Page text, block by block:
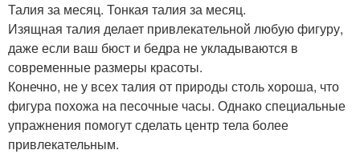
Талия за месяц. Тонкая талия за месяц.
Изящная талия делает привлекательной любую фигуру,
даже если ваш бюст и бедра не укладываются в
современные размеры красоты.
Конечно, не у всех талия от природы столь хороша, что
фигура похожа на песочные часы. Однако специальные
упражнения помогут сделать центр тела более
привлекательным.